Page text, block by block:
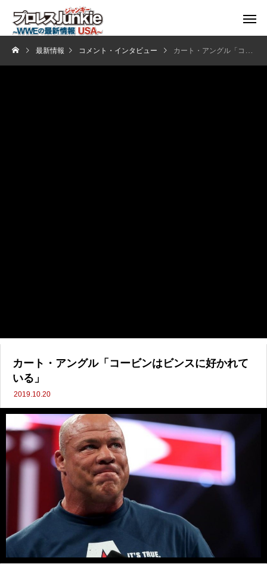
最新情報 コメント・インタビュー カート・アングル「コービンはビンスに好かれている」
カート・アングル「コービンはビンスに好かれて
いる」
2019.10.20